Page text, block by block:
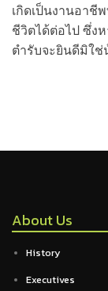
เกิดเป็นงานอา
ชีวิตได้ต่อไป ซึ่งห
ตำรับจะยินดีมิใช่
About Us
History
Executives